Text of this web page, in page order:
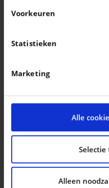
Uw apparaat
scannen op specifieke
Lees meer over hoe uw
in. U kunt uw
intrekken in de
personaliseren, om
bieden en om ons
delen we informatie over
onze partners voor social
combineren met andere
verstrekt of die ze
Voorkeuren
Statistieken
Marketing
Alle
Selectie
Alleen
Black edition | 1.0 T-GDI 101cv |